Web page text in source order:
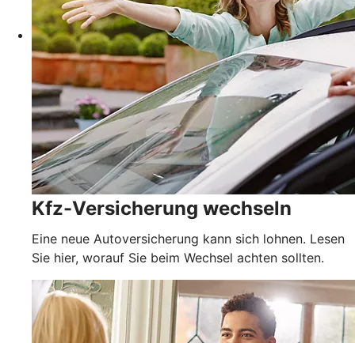
Kfz-Versicherung wechseln
Eine neue Autoversicherung kann sich lohnen. Lesen
Sie hier, worauf Sie beim Wechsel achten sollten.